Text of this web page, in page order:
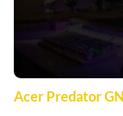
Acer Predator